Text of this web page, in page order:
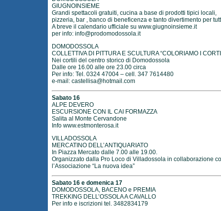
GIUGNOINSIEME
Grandi spettacoli gratuiti, cucina a base di prodotti tipici locali,
pizzeria, bar , banco di beneficenza e tanto divertimento per
A breve il calendario ufficiale su www.giugnoinsieme.it
per info: info@prodomodossola.it
DOMODOSSOLA
COLLETTIVA DI PITTURA E SCULTURA “COLORIAMO I
Nei cortili del centro storico di Domodossola
Dalle ore 16.00 alle ore 23.00 circa
Per info: Tel. 0324 47004 – cell. 347 7614480
e-mail: castellisa@hotmail.com
Sabato 16
ALPE DEVERO
ESCURSIONE CON IL CAI FORMAZZA
Salita al Monte Cervandone
Info www.estmonterosa.it
VILLADOSSOLA
MERCATINO DELL’ANTIQUARIATO
In Piazza Mercato dalle 7.00 alle 19.00.
Organizzato dalla Pro Loco di Villadossola in collaborazione
l’Associazione “La nuova idea”
Sabato 16 e domenica 17
DOMODOSSOLA, BACENO e PREMIA
TREKKING DELL’OSSOLA A CAVALLO
Per info e iscrizioni tel. 3482834179